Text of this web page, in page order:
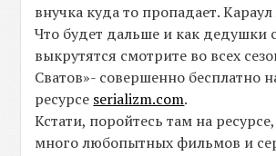
внучка куда то пропадает.
Что будет дальше и как дедушки
выкрутятся смотрите во всех
Сватов»- совершенно бесплатно
ресурсе serializm.com.
Кстати, поройтесь там на
много любопытных фильмов и